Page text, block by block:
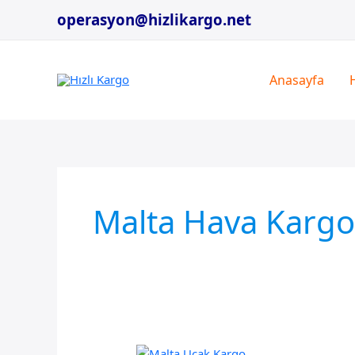
operasyon@hizlikargo.net
Anasayfa
Malta Hava Kargo